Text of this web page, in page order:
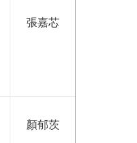
張嘉芯
顏郁茨